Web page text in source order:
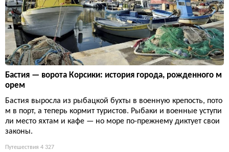
Бастия — ворота Корсики: история города, рожденного м
орем
Бастия выросла из рыбацкой бухты в военную крепость, пото
м в порт, а теперь кормит туристов. Рыбаки и военные уступи
ли место яхтам и кафе — но море по-прежнему диктует свои
законы.
Путешествия 4 327